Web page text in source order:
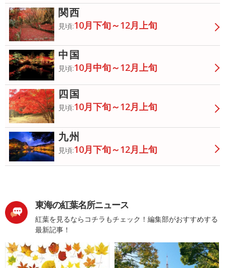
関西
見頃:10月下旬～12月上旬
中国
見頃:10月中旬～12月上旬
四国
見頃:10月下旬～12月上旬
九州
見頃:10月下旬～12月上旬
東海の紅葉名所ニュース
紅葉を見るならコチラもチェック！編集部がおすすめする
最新記事！